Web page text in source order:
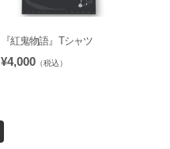
『紅鬼物語』Tシャツ
¥4,000 （税込）